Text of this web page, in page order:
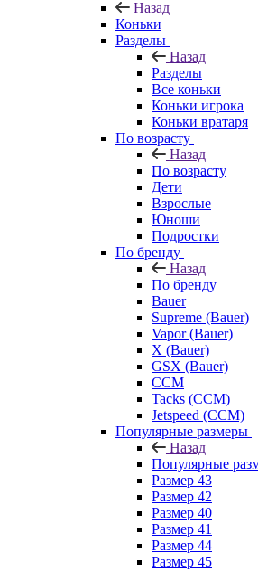
Назад
Коньки
Разделы
Назад
Разделы
Все коньки
Коньки игрока
Коньки вратаря
По возрасту
Назад
По возрасту
Дети
Взрослые
Юноши
Подростки
По бренду
Назад
По бренду
Bauer
Supreme (Bauer)
Vapor (Bauer)
X (Bauer)
GSX (Bauer)
CCM
Tacks (CCM)
Jetspeed (CCM)
Популярные размеры
Назад
Популярные
Размер 43
Размер 42
Размер 40
Размер 41
Размер 44
Размер 45